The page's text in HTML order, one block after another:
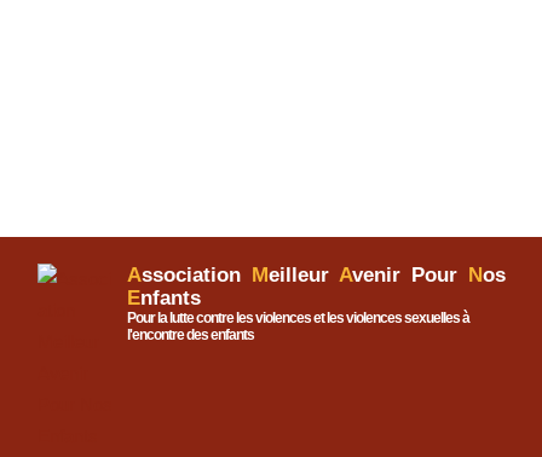
Association Meilleur Avenir Pour Nos
Enfants
Pour la lutte contre les violences et les violences sexuelles à
l'encontre des enfants